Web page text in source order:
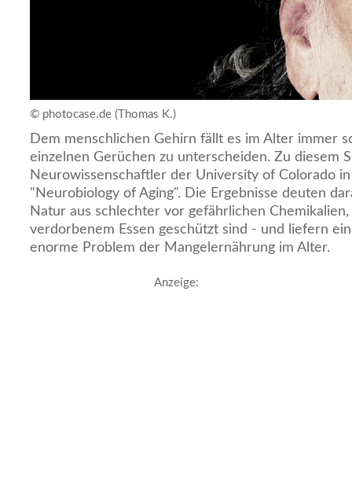
© photocase.de (Thomas K.)
Dem menschlichen Gehirn fällt es im Alter immer
einzelnen Gerüchen zu unterscheiden. Zu diesem
Neurowissenschaftler der University of Colorado
"Neurobiology of Aging". Die Ergebnisse deuten
Natur aus schlechter vor gefährlichen
verdorbenem Essen geschützt sind - und liefern
enorme Problem der Mangelernährung im Alter.
Anzeige: